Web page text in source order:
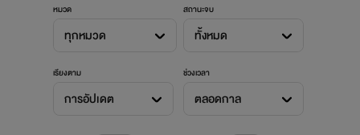
หมวด
ทุกหมวด
สถานะจบ
ทั้งหมด
เรียงตาม
การอัปเดต
ช่วงเวลา
ตลอดกาล